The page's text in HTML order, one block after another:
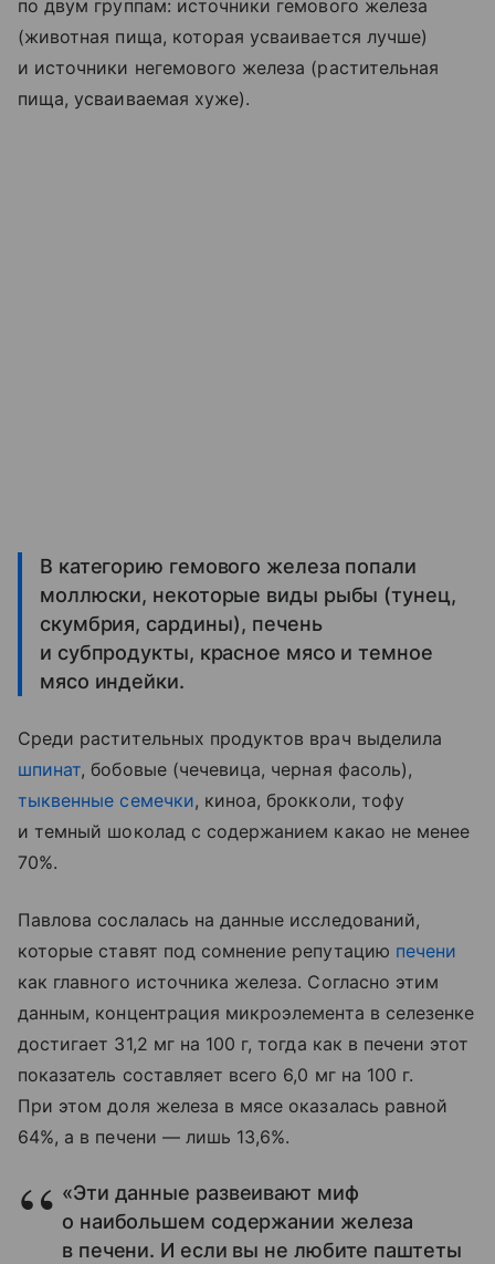
по двум группам: источники гемового железа
(животная пища, которая усваивается лучше)
и источники негемового железа (растительная
пища, усваиваемая хуже).
В категорию гемового железа попали
моллюски, некоторые виды рыбы (тунец,
скумбрия, сардины), печень
и субпродукты, красное мясо и темное
мясо индейки.
Среди растительных продуктов врач выделила
шпинат, бобовые (чечевица, черная фасоль),
тыквенные семечки, киноа, брокколи, тофу
и темный шоколад с содержанием какао не менее
70%.
Павлова сослалась на данные исследований,
которые ставят под сомнение репутацию печени
как главного источника железа. Согласно этим
данным, концентрация микроэлемента в селезенке
достигает 31,2 мг на 100 г, тогда как в печени этот
показатель составляет всего 6,0 мг на 100 г.
При этом доля железа в мясе оказалась равной
64%, а в печени — лишь 13,6%.
«Эти данные развеивают миф
о наибольшем содержании железа
в печени. И если вы не любите паштеты